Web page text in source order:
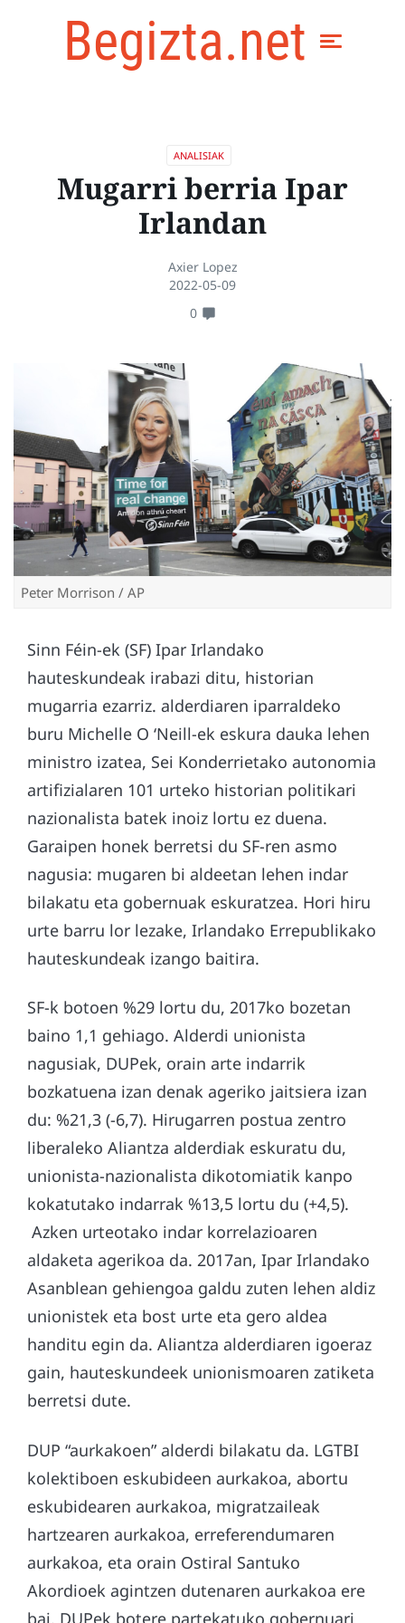
Begizta.net
ANALISIAK
Mugarri berria Ipar
Irlandan
Axier Lopez
2022-05-09
0
Peter Morrison / AP
Sinn Féin-ek (SF) Ipar Irlandako
hauteskundeak irabazi ditu, historian
mugarria ezarriz. alderdiaren iparraldeko
buru Michelle O ‘Neill-ek eskura dauka lehen
ministro izatea, Sei Konderrietako autonomia
artifizialaren 101 urteko historian politikari
nazionalista batek inoiz lortu ez duena.
Garaipen honek berretsi du SF-ren asmo
nagusia: mugaren bi aldeetan lehen indar
bilakatu eta gobernuak eskuratzea. Hori hiru
urte barru lor lezake, Irlandako Errepublikako
hauteskundeak izango baitira.
SF-k botoen %29 lortu du, 2017ko bozetan
baino 1,1 gehiago. Alderdi unionista
nagusiak, DUPek, orain arte indarrik
bozkatuena izan denak ageriko jaitsiera izan
du: %21,3 (-6,7). Hirugarren postua zentro
liberaleko Aliantza alderdiak eskuratu du,
unionista-nazionalista dikotomiatik kanpo
kokatutako indarrak %13,5 lortu du (+4,5).
Azken urteotako indar korrelazioaren
aldaketa agerikoa da. 2017an, Ipar Irlandako
Asanblean gehiengoa galdu zuten lehen aldiz
unionistek eta bost urte eta gero aldea
handitu egin da. Aliantza alderdiaren igoeraz
gain, hauteskundeek unionismoaren zatiketa
berretsi dute.
DUP “aurkakoen” alderdi bilakatu da. LGTBI
kolektiboen eskubideen aurkakoa, abortu
eskubidearen aurkakoa, migratzaileak
hartzearen aurkakoa, erreferendumaren
aurkakoa, eta orain Ostiral Santuko
Akordioek agintzen dutenaren aurkakoa ere
bai. DUPek botere partekatuko gobernuari